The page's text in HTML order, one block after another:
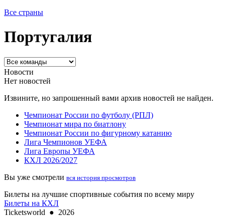
Все страны
Португалия
Новости
Нет новостей
Извините, но запрошенный вами архив новостей не найден.
Чемпионат России по футболу (РПЛ)
Чемпионат мира по биатлону
Чемпионат России по фигурному катанию
Лига Чемпионов УЕФА
Лига Европы УЕФА
КХЛ 2026/2027
Вы уже смотрели вся история просмотров
Билеты на лучшие спортивные события по всему миру
Билеты на КХЛ
Ticketsworld ● 2026